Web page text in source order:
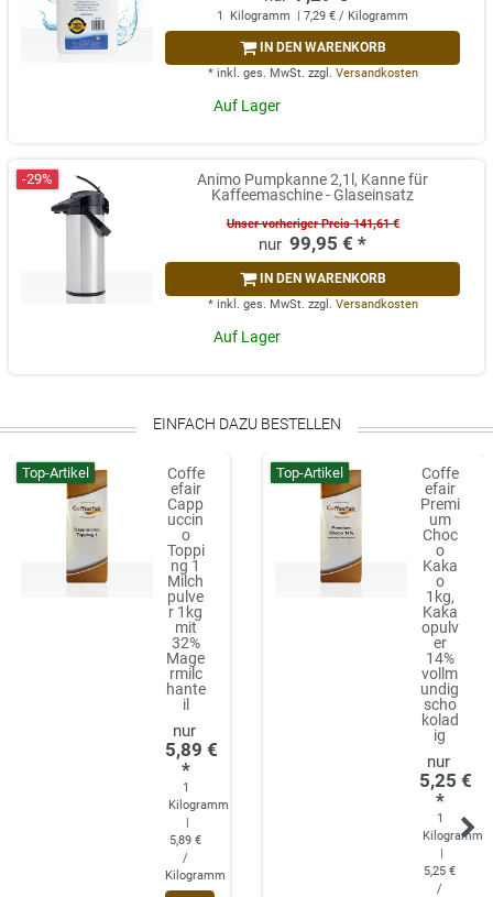
1 Kilogramm | 7,29 € / Kilogramm
IN DEN WARENKORB
* inkl. ges. MwSt. zzgl. Versandkosten
Auf Lager
-29%
Animo Pumpkanne 2,1l, Kanne für
Kaffeemaschine - Glaseinsatz
Unser vorheriger Preis 141,61 €
99,95 € *
IN DEN WARENKORB
* inkl. ges. MwSt. zzgl. Versandkosten
Auf Lager
EINFACH DAZU BESTELLEN
Top-Artikel
Coffe
efair
Capp
uccin
o
Toppi
ng 1
Milch
pulve
r 1kg
mit
32%
Mage
rmilc
hante
il
5,89 €
*
1
Kilogramm
|
5,89 €
/
Kilogramm
Top-Artikel
Coffe
efair
Premi
um
Choc
o
Kaka
o
1kg,
Kaka
opulv
er
14%
vollm
undig
scho
kolad
ig
5,25 €
*
1
Kilogramm
|
5,25 €
/